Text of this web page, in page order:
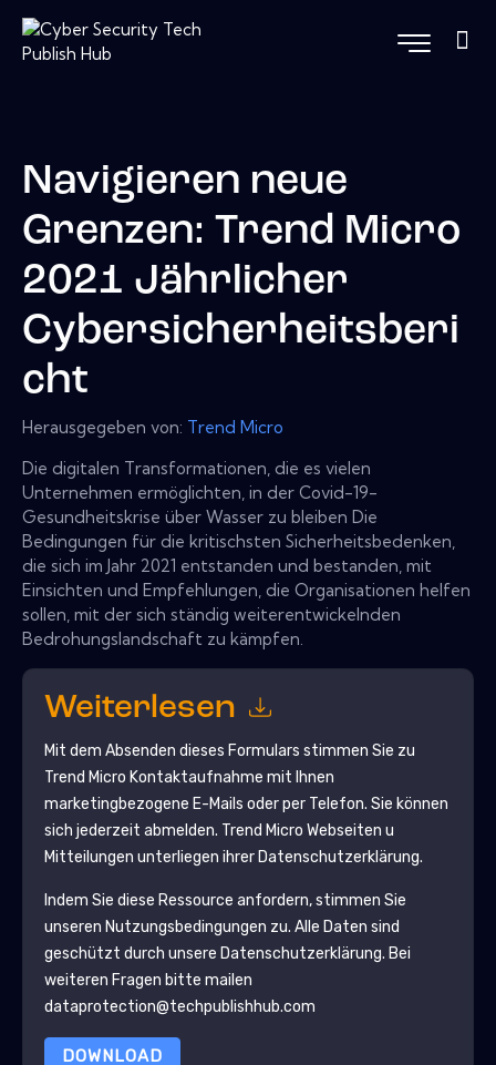
Navigieren neue
Grenzen: Trend Micro
2021 Jährlicher
Cybersicherheitsberi
cht
Herausgegeben von: Trend Micro
Die digitalen Transformationen, die es vielen
Unternehmen ermöglichten, in der Covid-19-
Gesundheitskrise über Wasser zu bleiben Die
Bedingungen für die kritischsten Sicherheitsbedenken,
die sich im Jahr 2021 entstanden und bestanden, mit
Einsichten und Empfehlungen, die Organisationen helfen
sollen, mit der sich ständig weiterentwickelnden
Bedrohungslandschaft zu kämpfen.
Weiterlesen
Mit dem Absenden dieses Formulars stimmen Sie zu
Trend Micro Kontaktaufnahme mit Ihnen
marketingbezogene E-Mails oder per Telefon. Sie können
sich jederzeit abmelden. Trend Micro Webseiten u
Mitteilungen unterliegen ihrer Datenschutzerklärung.
Indem Sie diese Ressource anfordern, stimmen Sie
unseren Nutzungsbedingungen zu. Alle Daten sind
geschützt durch unsere Datenschutzerklärung. Bei
weiteren Fragen bitte mailen
dataprotection@techpublishhub.com
DOWNLOAD